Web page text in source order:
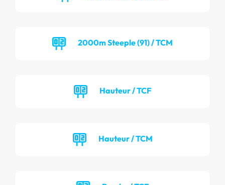
2000m Steeple (91) / TCM
Hauteur / TCF
Hauteur / TCM